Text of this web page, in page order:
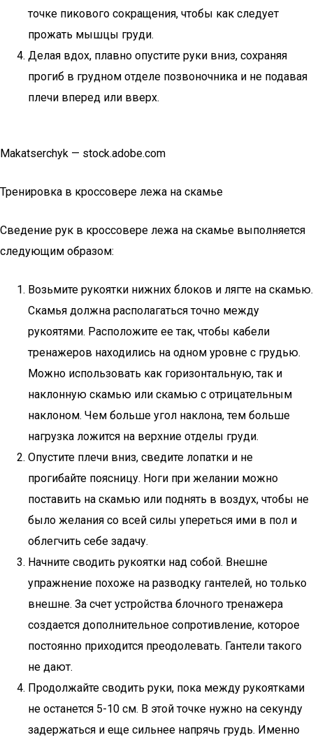
точке пикового сокращения, чтобы как следует
прожать мышцы груди.
Делая вдох, плавно опустите руки вниз, сохраняя
прогиб в грудном отделе позвоночника и не подавая
плечи вперед или вверх.
Makatserchyk — stock.adobe.com
Тренировка в кроссовере лежа на скамье
Сведение рук в кроссовере лежа на скамье выполняется
следующим образом:
Возьмите рукоятки нижних блоков и лягте на скамью.
Скамья должна располагаться точно между
рукоятями. Расположите ее так, чтобы кабели
тренажеров находились на одном уровне с грудью.
Можно использовать как горизонтальную, так и
наклонную скамью или скамью с отрицательным
наклоном. Чем больше угол наклона, тем больше
нагрузка ложится на верхние отделы груди.
Опустите плечи вниз, сведите лопатки и не
прогибайте поясницу. Ноги при желании можно
поставить на скамью или поднять в воздух, чтобы не
было желания со всей силы упереться ими в пол и
облегчить себе задачу.
Начните сводить рукоятки над собой. Внешне
упражнение похоже на разводку гантелей, но только
внешне. За счет устройства блочного тренажера
создается дополнительное сопротивление, которое
постоянно приходится преодолевать. Гантели такого
не дают.
Продолжайте сводить руки, пока между рукоятками
не останется 5-10 см. В этой точке нужно на секунду
задержаться и еще сильнее напрячь грудь. Именно